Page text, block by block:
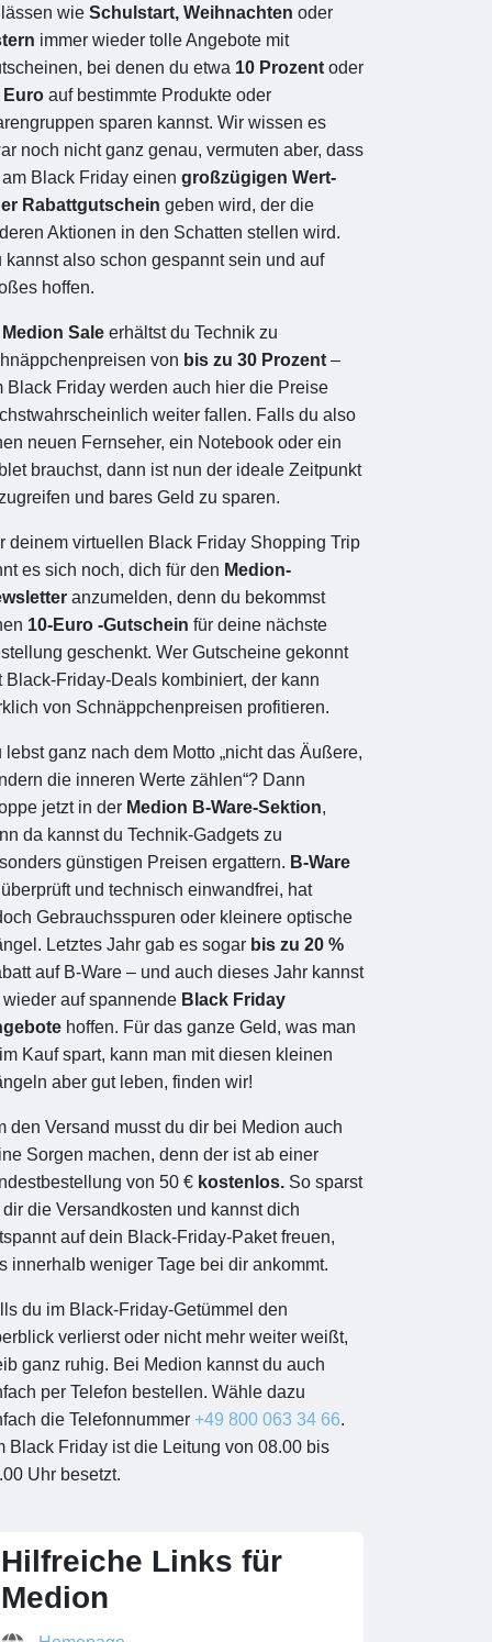
wie Schulstart, Weihnachten oder
immer wieder tolle Angebote mit
bei denen du etwa 10 Prozent oder
Euro auf bestimmte Produkte oder
sparen kannst. Wir wissen es
noch nicht ganz genau, vermuten aber, dass
Black Friday einen großzügigen Wert-
Rabattgutschein geben wird, der die
Aktionen in den Schatten stellen wird.
kannst also schon gespannt sein und auf
hoffen.
Medion Sale erhältst du Technik zu
von bis zu 30 Prozent –
Black Friday werden auch hier die Preise
weiter fallen. Falls du also
neuen Fernseher, ein Notebook oder ein
brauchst, dann ist nun der ideale Zeitpunkt
und bares Geld zu sparen.
deinem virtuellen Black Friday Shopping Trip
es sich noch, dich für den Medion-
anzumelden, denn du bekommst
10-Euro -Gutschein für deine nächste
geschenkt. Wer Gutscheine gekonnt
Black-Friday-Deals kombiniert, der kann
von Schnäppchenpreisen profitieren.
lebst ganz nach dem Motto „nicht das Äußere,
die inneren Werte zählen“? Dann
jetzt in der Medion B-Ware-Sektion,
da kannst du Technik-Gadgets zu
günstigen Preisen ergattern. B-Ware
und technisch einwandfrei, hat
Gebrauchsspuren oder kleinere optische
Letztes Jahr gab es sogar bis zu 20 %
auf B-Ware – und auch dieses Jahr kannst
wieder auf spannende Black Friday
hoffen. Für das ganze Geld, was man
Kauf spart, kann man mit diesen kleinen
aber gut leben, finden wir!
den Versand musst du dir bei Medion auch
Sorgen machen, denn der ist ab einer
von 50 € kostenlos. So sparst
dir die Versandkosten und kannst dich
auf dein Black-Friday-Paket freuen,
innerhalb weniger Tage bei dir ankommt.
du im Black-Friday-Getümmel den
verlierst oder nicht mehr weiter weißt,
ganz ruhig. Bei Medion kannst du auch
per Telefon bestellen. Wähle dazu
die Telefonnummer +49 800 063 34 66.
Black Friday ist die Leitung von 08.00 bis
Uhr besetzt.
Hilfreiche Links für
Medion